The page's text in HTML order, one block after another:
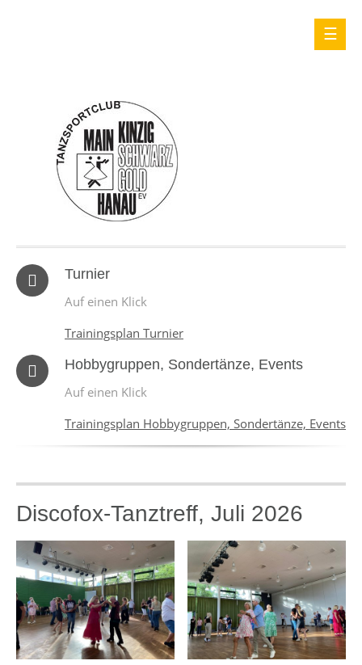
Turnier
Auf einen Klick
Trainingsplan Turnier
Hobbygruppen, Sondertänze, Events
Auf einen Klick
Trainingsplan Hobbygruppen, Sondertänze, Events
Discofox-Tanztreff, Juli 2026